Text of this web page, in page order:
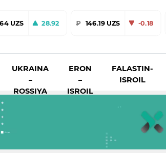
UZS 28.92 ₽ 146.19 UZS -0.18
UKRAINA
–
ROSSIYA
ERON
–
ISROIL
FALASTIN-
ISROIL